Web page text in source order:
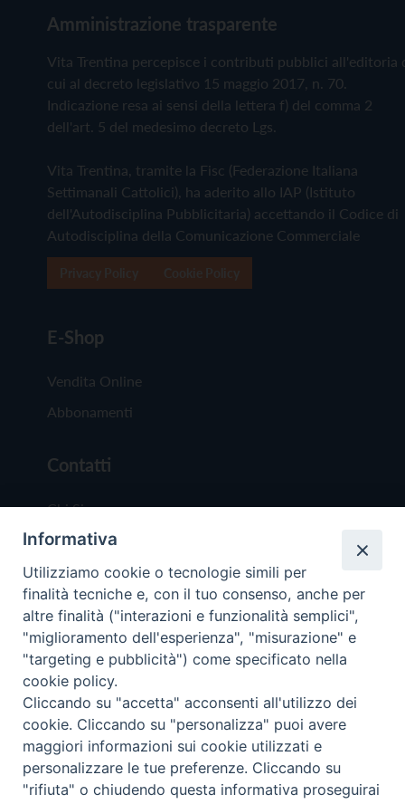
Amministrazione trasparente
Vita Trentina percepisce i contributi pubblici all'editoria
cui al decreto legislativo 15 maggio 2017, n. 70.
Indicazione resa ai sensi della lettera f) del comma 2
dell'art. 5 del medesimo decreto Lgs.
Vita Trentina, tramite la Fisc (Federazione Italiana
Settimanali Cattolici), ha aderito allo IAP (Istituto
dell'Autodisciplina Pubblicitaria) accettando il Codice di
Autodisciplina della Comunicazione Commerciale
E-Shop
Vendita Online
Abbonamenti
Contatti
Chi Siamo
Redazione
Scrivici
Copyright © 2019 - Tutti i diritti riservati - Vita
Trentina Editrice
Privacy Policy
Torna
Informativa
Utilizziamo cookie o tecnologie simili per
finalità tecniche e, con il tuo consenso, anche per
altre finalità ("interazioni e funzionalità semplici",
"miglioramento dell'esperienza", "misurazione" e
"targeting e pubblicità") come specificato nella
cookie policy.
Cliccando su "accetta" acconsenti all'utilizzo dei
cookie. Cliccando su "personalizza" puoi avere
maggiori informazioni sui cookie utilizzati e
personalizzare le tue preferenze. Cliccando su
"rifiuta" o chiudendo questa informativa proseguirai